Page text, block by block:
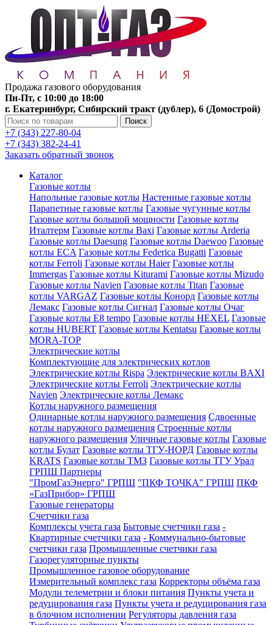
Продажа газового оборудования
Пн-Пт, с 10:00 до 18:00
г. Екатеринбург, Сибирский тракт (дублер), 6 (Домострой)
Поиск
+7 (343) 227-80-04
+7 (343) 382-24-41
Заказать обратный звонок
Каталог
Газовые котлы
Напольные газовые котлы Настенные газовые котлы
Парапетные газовые котлы Газовые чугунные котлы
Газовые котлы большой мощности Газовые котлы
Италтерм Газовые котлы Baxi Газовые котлы Arderia
Газовые котлы Daesung Газовые котлы Daewoo Газовые
котлы ECA Газовые котлы Federica Bugatti Газовые
котлы Ferroli Газовые котлы Haier Газовые котлы
Immergas Газовые котлы Kiturami Газовые котлы Mizudo
Газовые котлы Navien Газовые котлы Titan Газовые
котлы VARGAZ Газовые котлы Конорд Газовые котлы
Лемакс Газовые котлы Сигнал Газовые котлы Очаг
Газовые котлы E8 tempo Газовые котлы HEXEL Газовые
котлы HUBERT Газовые котлы Kentatsu Газовые котлы
MORA-TOP
Электрические котлы
Комплектующие для электрических котлов
Электрические котлы Rispa Электрические котлы BAXI
Электрические котлы Ferroli Электрические котлы
Navien Электрические котлы Лемакс
Котлы наружного размещения
Одинарные котлы наружного размещения Сдвоенные
котлы наружного размещения Строенные котлы
наружного размещения Уличные газовые котлы Газовые
котлы Булат Газовые котлы ТГУ-НОРД Газовые котлы
KRATS Газовые котлы ТМЗ Газовые котлы ТГУ Урал
ГРПШ Партнеры
"ПромГазЭнерго" ГРПШ "ПКФ ТОЧКА" ГРПШ ПКФ
«ГазПрибор» ГРПШ
Газовые генераторы
Счетчики газа
Комплексы учета газа Бытовые счетчики газа -
Квартирные счетчики газа - Коммунально-бытовые
счетчики газа Промышленные счетчики газа
Газорегуляторные пункты
Промышленное газовое оборудование
Измерительный комплекс газа Корректоры объёма газа
Модули телеметрии и блоки питания Пункты учета и
редуцирования газа Пункты учета и редуцирования газа
в блочном исполнении Регуляторы давления газа